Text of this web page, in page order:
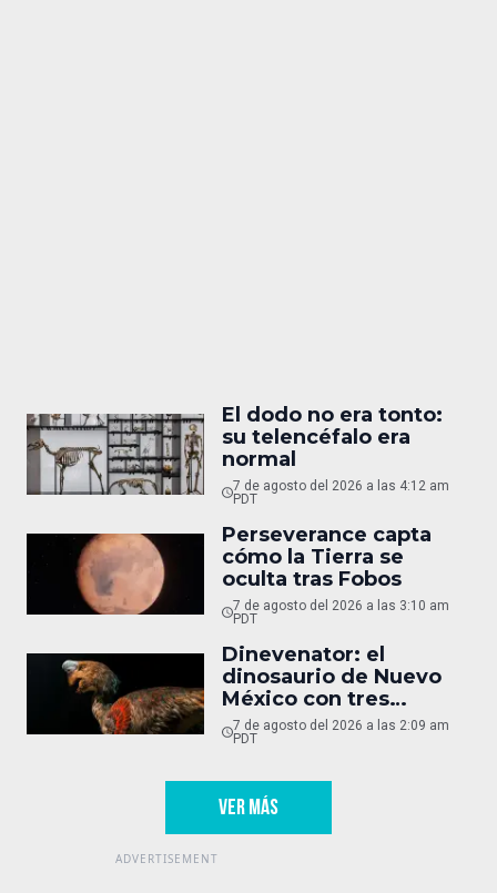
El dodo no era tonto:
su telencéfalo era
normal
7 de agosto del 2026 a las 4:12 am
PDT
Perseverance capta
cómo la Tierra se
oculta tras Fobos
7 de agosto del 2026 a las 3:10 am
PDT
Dinevenator: el
dinosaurio de Nuevo
México con tres
nombres
7 de agosto del 2026 a las 2:09 am
PDT
VER MÁS